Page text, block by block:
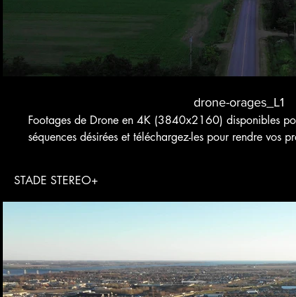
drone-orages_L1
Footages de Drone en 4K (3840x2160) disponibles
séquences désirées et téléchargez-les pour rendre vos
STADE STEREO+